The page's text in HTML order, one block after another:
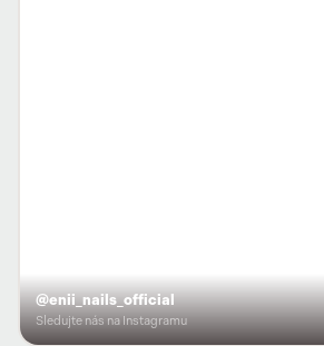
@enii_nails_official
Sledujte nás na Instagramu